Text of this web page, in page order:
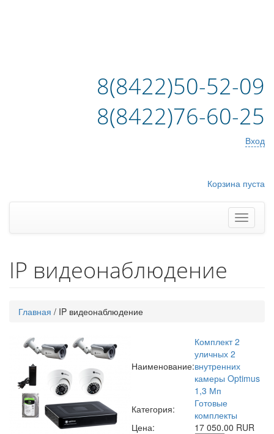
8(8422)50-52-09
8(8422)76-60-25
Вход
Корзина пуста
IP видеонаблюдение
Главная / IP видеонаблюдение
Наименование:
Комплект 2
уличных 2
внутренних
камеры Optimus
1,3 Мп
Категория:
Готовые
комплекты
Цена:
17 050.00 RUR